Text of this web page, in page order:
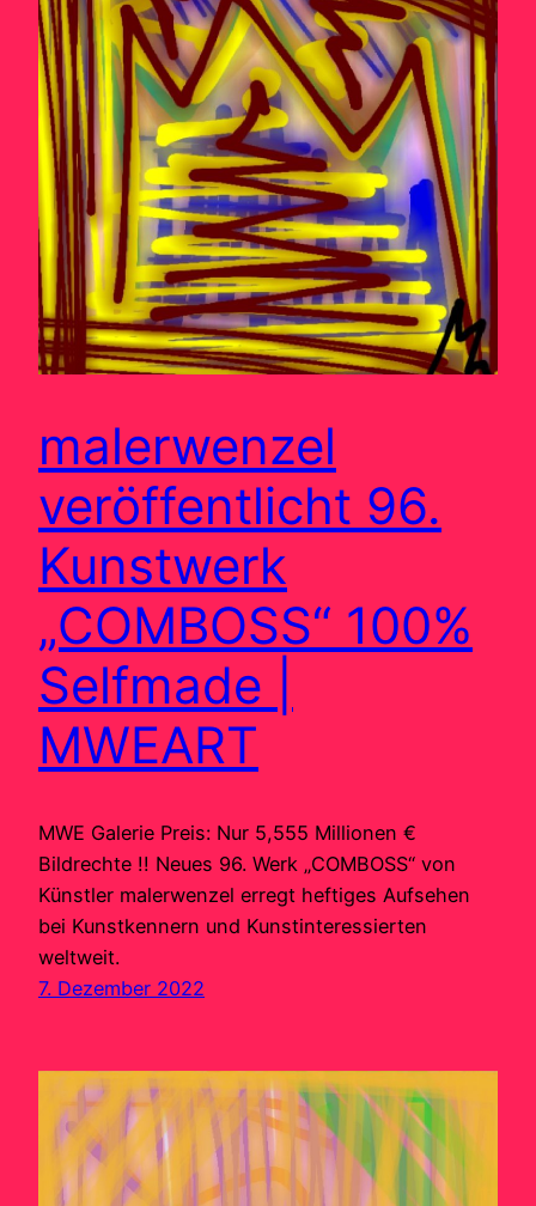
malerwenzel
veröffentlicht 96.
Kunstwerk
„COMBOSS“ 100%
Selfmade |
MWEART
MWE Galerie Preis: Nur 5,555 Millionen €
Bildrechte !! Neues 96. Werk „COMBOSS“ von
Künstler malerwenzel erregt heftiges Aufsehen
bei Kunstkennern und Kunstinteressierten
weltweit.
7. Dezember 2022